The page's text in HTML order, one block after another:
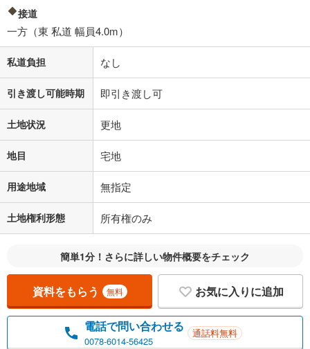
接道
一方（東 私道 幅員4.0m）
私道負担 なし
引き渡し可能時期 即引き渡し可
土地状況 更地
地目 宅地
用途地域 無指定
土地権利形態 所有権のみ
簡単1分！さらに詳しい物件概要をチェック
資料をもらう 無料 お気に入りに追加
電話で問い合わせる
0078-6014-56425
通話料無料